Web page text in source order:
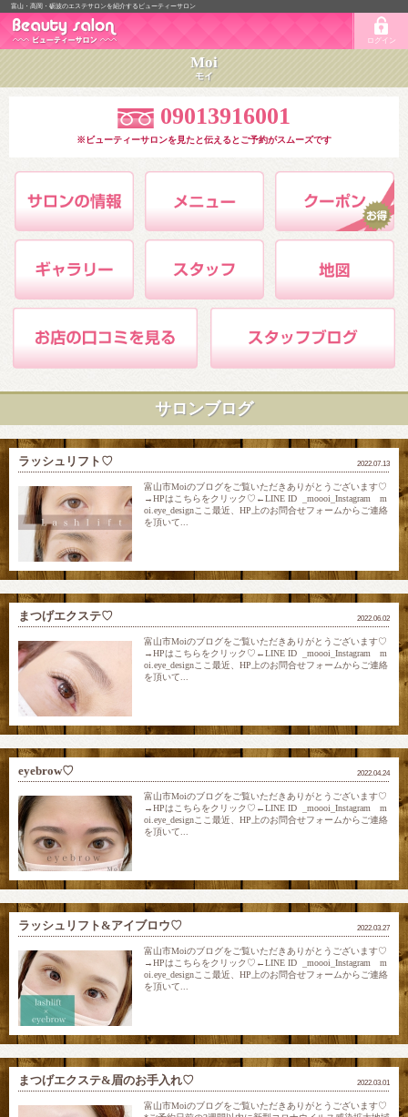
富山・高岡・砺波のエステサロンを紹介するビューティーサロン
ログイン
Moi
モイ
09013916001
※ビューティーサロンを見たと伝えるとご予約がスムーズです
サロンブログ
2022.07.13
ラッシュリフト♡
富山市Moiのブログをご覧いただきありがとうございます♡
→HPはこちらをクリック♡←LINE ID _moooi_Instagram m
oi.eye_designここ最近、HP上のお問合せフォームからご連絡
を頂いて...
2022.06.02
まつげエクステ♡
富山市Moiのブログをご覧いただきありがとうございます♡
→HPはこちらをクリック♡←LINE ID _moooi_Instagram m
oi.eye_designここ最近、HP上のお問合せフォームからご連絡
を頂いて...
2022.04.24
eyebrow♡
富山市Moiのブログをご覧いただきありがとうございます♡
→HPはこちらをクリック♡←LINE ID _moooi_Instagram m
oi.eye_designここ最近、HP上のお問合せフォームからご連絡
を頂いて...
2022.03.27
ラッシュリフト&アイブロウ♡
富山市Moiのブログをご覧いただきありがとうございます♡
→HPはこちらをクリック♡←LINE ID _moooi_Instagram m
oi.eye_designここ最近、HP上のお問合せフォームからご連絡
を頂いて...
2022.03.01
まつげエクステ&眉のお手入れ♡
富山市Moiのブログをご覧いただきありがとうございます♡